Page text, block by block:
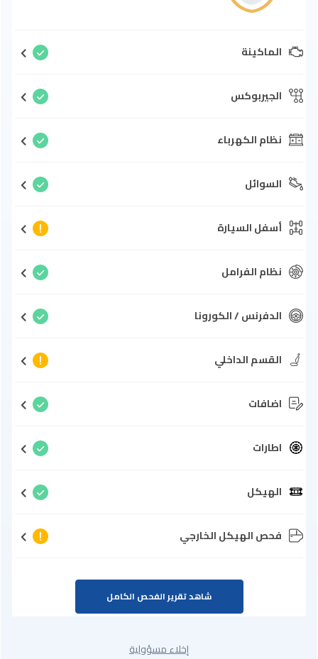
الماكينة
الجيربوكس
نظام الكهرباء
السوائل
أسفل السيارة
نظام الفرامل
الدفرنس / الكورونا
القسم الداخلي
اضافات
اطارات
الهيكل
فحص الهيكل الخارجي
شاهد تقرير الفحص الكامل
إخلاء مسؤولية